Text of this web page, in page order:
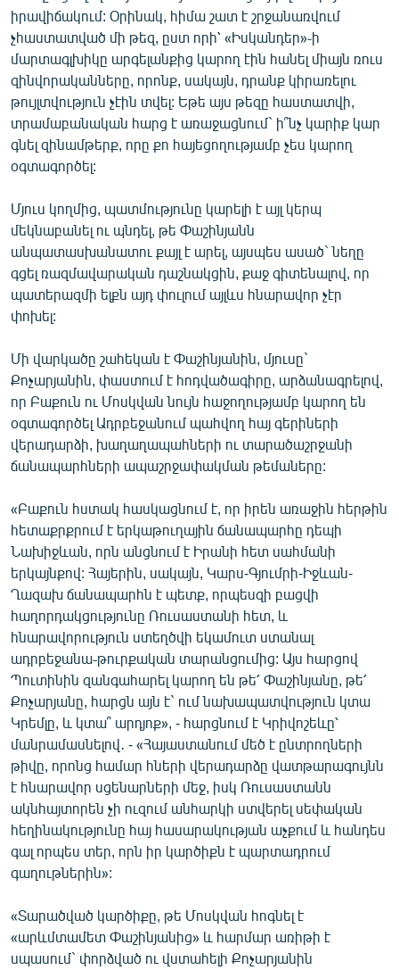
իրավիճակում: Օրինակ, հիմա շատ է շրջանառվում
չհաստատված մի թեզ, ըստ որի՝ «Իսկանդեր»֊ի
մարտագլխիկը արգելանքից կարող էին հանել միայն ռուս
զինվորականները, որոնք, սակայն, դրանք կիրառելու
թույլտվություն չէին տվել: Եթե այս թեզը հաստատվի,
տրամաբանական հարց է առաջացնում` ի՞նչ կարիք կար
գնել զինամթերք, որը քո հայեցողությամբ չես կարող
օգտագործել:
Մյուս կողմից, պատմությունը կարելի է այլ կերպ
մեկնաբանել ու պնդել, թե Փաշինյանն
անպատասխանատու քայլ է արել, այսպես ասած` նեղը
գցել ռազմավարական դաշնակցին, քաջ գիտենալով, որ
պատերազմի ելքն այդ փուլում այլևս հնարավոր չէր
փոխել:
Մի վարկածը շահեկան է Փաշինյանին, մյուսը`
Քոչարյանին, փաստում է հոդվածագիրը, արձանագրելով,
որ Բաքուն ու Մոսկվան նույն հաջողությամբ կարող են
օգտագործել Ադրբեջանում պահվող հայ գերիների
վերադարձի, խաղաղապահների ու տարածաշրջանի
ճանապարհների ապաշրջափակման թեմաները:
«Բաքուն հստակ հասկացնում է, որ իրեն առաջին հերթին
հետաքրքրում է երկաթուղային ճանապարհը դեպի
Նախիջևան, որն անցնում է Իրանի հետ սահմանի
երկայնքով: Հայերին, սակայն, Կարս-Գյումրի-Իջևան-
Ղազախ ճանապարհն է պետք, որպեսզի բացվի
հաղորդակցությունը Ռուսաստանի հետ, և
հնարավորություն ստեղծվի եկամուտ ստանալ
ադրբեջանա֊թուրքական տարանցումից: Այս հարցով
Պուտինին զանգահարել կարող են թե՛ Փաշինյանը, թե՛
Քոչարյանը, հարցն այն է` ում նախապատվություն կտա
Կրեմլը, և կտա՞ արդյոք», - հարցնում է Կրիվոշեևը՝
մանրամասնելով․ - «Հայաստանում մեծ է ընտրողների
թիվը, որոնց համար հների վերադարձը վատթարագույնն
է հնարավոր սցենարների մեջ, իսկ Ռուսաստանն
ակնհայտորեն չի ուզում անհարկի ստվերել սեփական
հեղինակությունը հայ հասարակության աչքում և հանդես
գալ որպես տեր, որն իր կարծիքն է պարտադրում
գաղութներին»:
«Տարածված կարծիքը, թե Մոսկվան հոգնել է
«արևմտամետ Փաշինյանից» և հարմար առիթի է
սպասում` փորձված ու վստահելի Քոչարյանին